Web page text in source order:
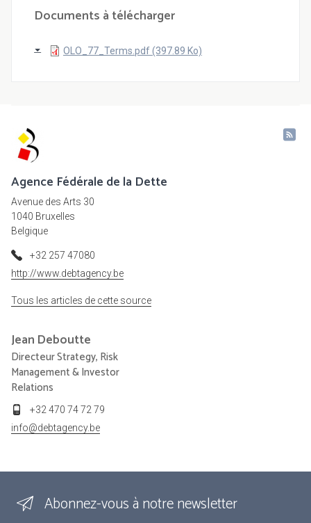
Documents à télécharger
OLO_77_Terms.pdf (397.89 Ko)
Agence Fédérale de la Dette
Avenue des Arts 30
1040 Bruxelles
Belgique
+32 257 47080
http://www.debtagency.be
Tous les articles de cette source
Jean Deboutte
Directeur Strategy, Risk
Management & Investor
Relations
+32 470 74 72 79
info@debtagency.be
Abonnez-vous à notre newsletter